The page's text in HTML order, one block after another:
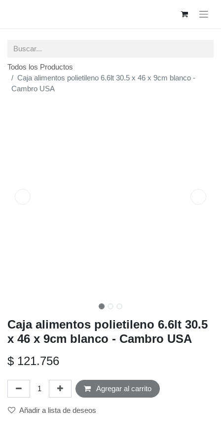
Todos los Productos
Caja alimentos polietileno 6.6lt 30.5 x 46 x 9cm
blanco - Cambro USA
Caja alimentos polietileno 6.6lt
30.5 x 46 x 9cm blanco - Cambro
USA
$121.756